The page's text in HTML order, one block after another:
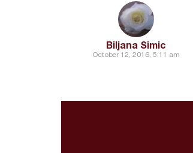
Biljana Simic
October 12, 2016, 5:11 am